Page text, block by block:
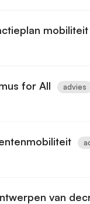
for All advies
van